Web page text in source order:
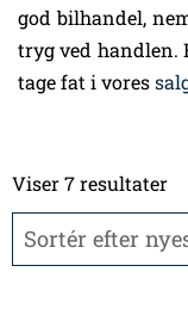
god bilhandel,
tryg ved handlen.
tage fat i vores
Viser 7 resultater